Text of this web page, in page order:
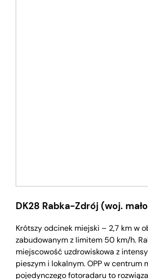
DK28 Rabka-Zdrój (woj.
Krótszy odcinek miejski – 2,7 km w
zabudowanym z limitem 50 km/h.
miejscowość uzdrowiskowa z
pieszym i lokalnym. OPP w centrum
pojedynczego fotoradaru to